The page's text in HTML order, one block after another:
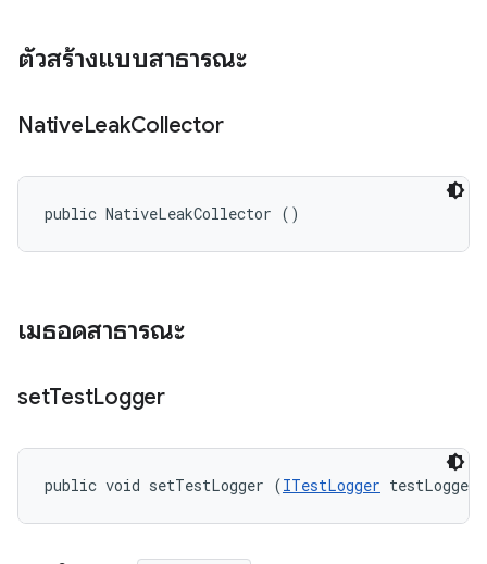
ตัวสร้างแบบสาธารณะ
NativeLeakCollector
public NativeLeakCollector ()
เมธอดสาธารณะ
setTestLogger
public void setTestLogger (ITestLogger testLogger)